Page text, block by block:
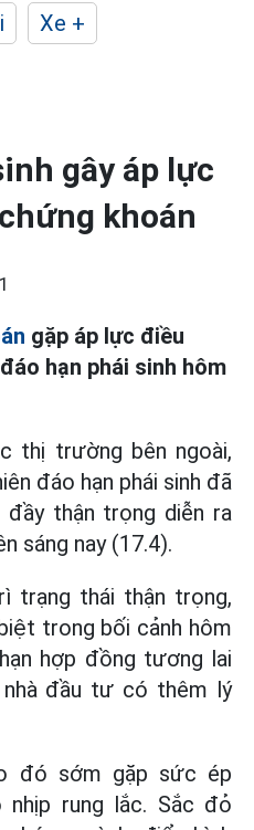
Xe +
gây áp lực
khoán
gặp áp lực điều
hạn phái sinh hôm
thị trường bên ngoài,
đáo hạn phái sinh đã
thận trọng diễn ra
sáng nay (17.4).
trạng thái thận trọng,
trong bối cảnh hôm
hợp đồng tương lai
đầu tư có thêm lý
đó sớm gặp sức ép
rung lắc. Sắc đỏ